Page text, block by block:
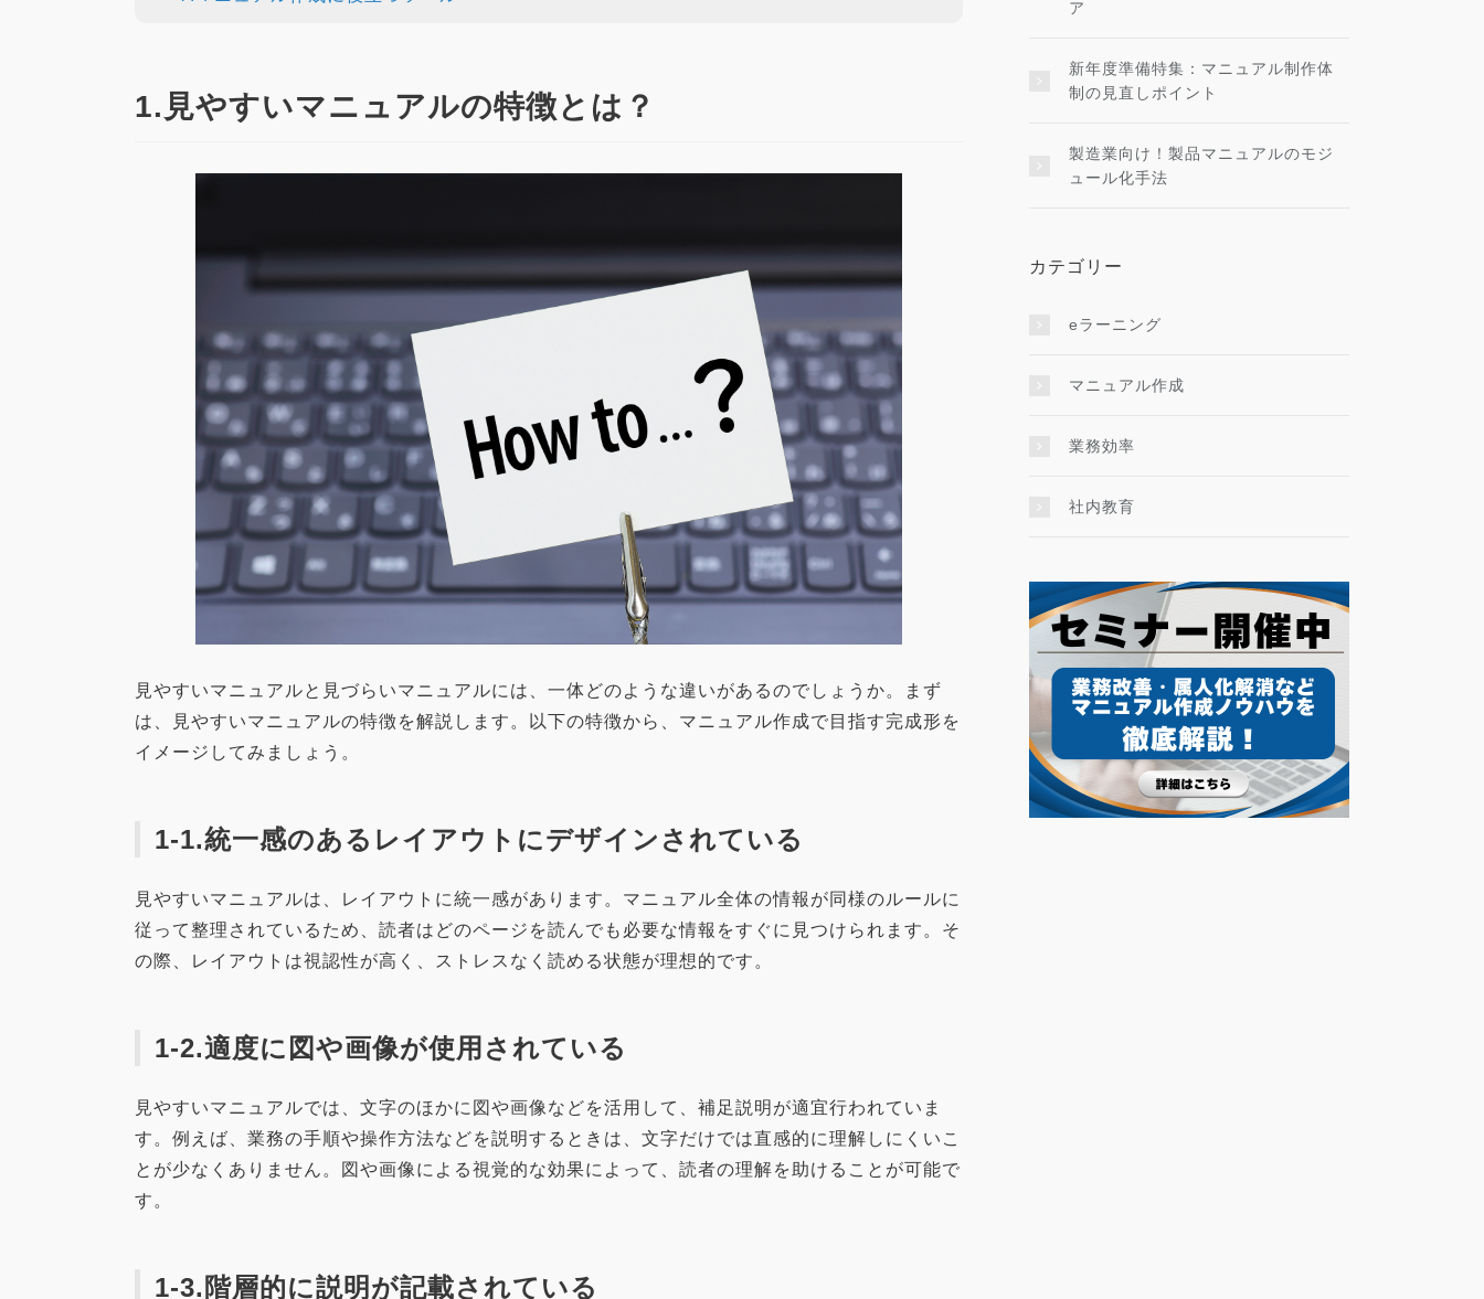
1.見やすいマニュアルの特徴とは？
見やすいマニュアルと見づらいマニュアルには、一体どのような違いがあるのでしょうか。まず
は、見やすいマニュアルの特徴を解説します。以下の特徴から、マニュアル作成で目指す完成形を
イメージしてみましょう。
1-1.統一感のあるレイアウトにデザインされている
見やすいマニュアルは、レイアウトに統一感があります。マニュアル全体の情報が同様のルールに
従って整理されているため、読者はどのページを読んでも必要な情報をすぐに見つけられます。そ
の際、レイアウトは視認性が高く、ストレスなく読める状態が理想的です。
1-2.適度に図や画像が使用されている
見やすいマニュアルでは、文字のほかに図や画像などを活用して、補足説明が適宜行われていま
す。例えば、業務の手順や操作方法などを説明するときは、文字だけでは直感的に理解しにくいこ
とが少なくありません。図や画像による視覚的な効果によって、読者の理解を助けることが可能で
す。
1-3.階層的に説明が記載されている
ア
新年度準備特集：マニュアル制作体
制の見直しポイント
製造業向け！製品マニュアルのモジ
ュール化手法
カテゴリー
eラーニング
マニュアル作成
業務効率
社内教育